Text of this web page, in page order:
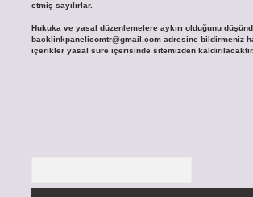
etmiş sayılırlar.
Hukuka ve yasal düzenlemelere aykırı olduğunu
backlinkpanelicomtr@gmail.comadresine bildirmeniz
içerikler yasal süre içerisinde sitemizden kaldırılacaktır.